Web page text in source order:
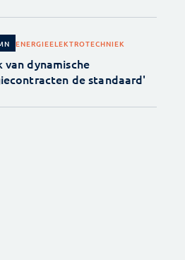
ENERGIEELEKTROTECHNIEK
van dynamische
de standaard'